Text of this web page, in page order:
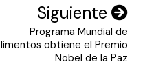
Siguiente
Programa Mundial de
obtiene el Premio
Nobel de la Paz